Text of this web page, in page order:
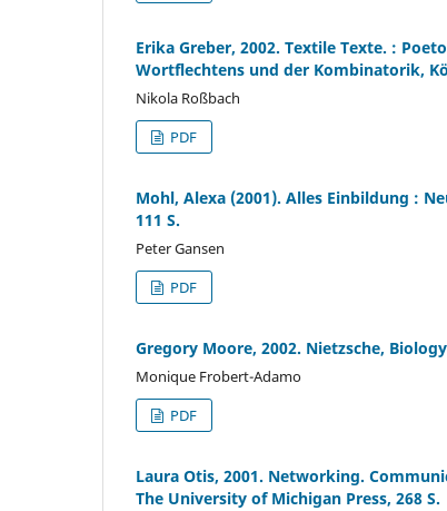
Erika Greber, 2002. Textile Texte. :
Wortflechtens und der Kombinatorik,
Nikola Roßbach
PDF
Mohl, Alexa (2001). Alles Einbildung :
111 S.
Peter Gansen
PDF
Gregory Moore, 2002. Nietzsche,
Monique Frobert-Adamo
PDF
Laura Otis, 2001. Networking.
The University of Michigan Press, 268 S.